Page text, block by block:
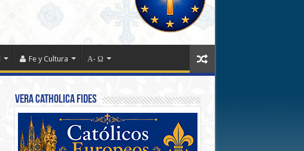
Fe y Cultura Α- Ω
Vera Catholica Fides